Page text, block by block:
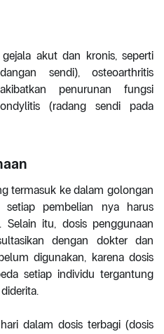
akut dan kronis, seperti
sendi), osteoarthritis
penurunan fungsi
(radang sendi pada
termasuk ke dalam golongan
pembelian nya harus
Selain itu, dosis penggunaan
dengan dokter dan
digunakan, karena dosis
setiap individu tergantung
dalam dosis terbagi (dosis